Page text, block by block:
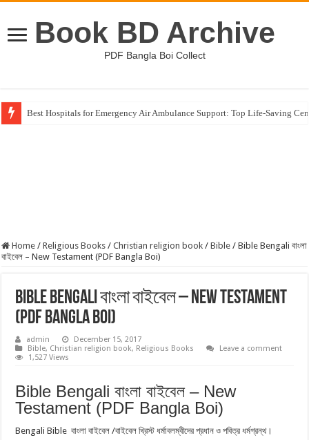
Book BD Archive
PDF Bangla Boi Collect
Best Hospitals for Emergency Air Ambulance Support: Top Life-Saving
Home / Religious Books / Christian religion book / Bible / Bible Bengali বাংলা
বাইবেল – New Testament (PDF Bangla Boi)
Bible Bengali বাংলা বাইবেল – New Testament
(PDF Bangla Boi)
admin
December 15, 2017
Bible, Christian religion book, Religious Books
Leave a comment
1,527 Views
Bible Bengali বাংলা বাইবেল – New
Testament (PDF Bangla Boi)
Bengali Bible বাংলা বাইবেল /বাইবেল খ্রিস্ট ধর্মাবলম্বীদের প্রধান ও পবিত্র ধর্মগ্রন্থ।